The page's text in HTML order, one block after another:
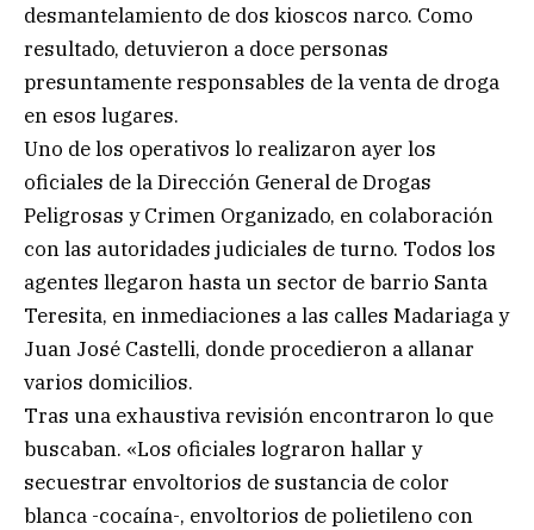
desmantelamiento de dos kioscos narco. Como
resultado, detuvieron a doce personas
presuntamente responsables de la venta de droga
en esos lugares.
Uno de los operativos lo realizaron ayer los
oficiales de la Dirección General de Drogas
Peligrosas y Crimen Organizado, en colaboración
con las autoridades judiciales de turno. Todos los
agentes llegaron hasta un sector de barrio Santa
Teresita, en inmediaciones a las calles Madariaga y
Juan José Castelli, donde procedieron a allanar
varios domicilios.
Tras una exhaustiva revisión encontraron lo que
buscaban. «Los oficiales lograron hallar y
secuestrar envoltorios de sustancia de color
blanca -cocaína-, envoltorios de polietileno con